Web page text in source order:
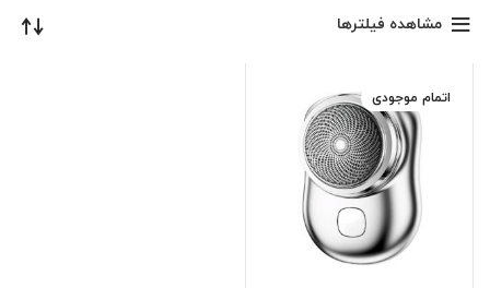
مشاهده فیلترها
اتمام موجودی